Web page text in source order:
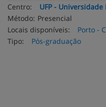
Centro:
UFP - Universidade
Método: Presencial
Locais disponíveis:
Porto -
Tipo:
Pós-graduação